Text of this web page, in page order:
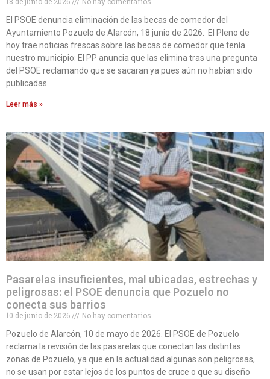
El PSOE denuncia eliminación de las becas de comedor del
Ayuntamiento Pozuelo de Alarcón, 18 junio de 2026. El Pleno de
hoy trae noticias frescas sobre las becas de comedor que tenía
nuestro municipio: El PP anuncia que las elimina tras una pregunta
del PSOE reclamando que se sacaran ya pues aún no habían sido
publicadas.
Leer más »
Pasarelas insuficientes, mal ubicadas, estrechas y
peligrosas: el PSOE denuncia que Pozuelo no
conecta sus barrios
10 de junio de 2026
No hay comentarios
Pozuelo de Alarcón, 10 de mayo de 2026. El PSOE de Pozuelo
reclama la revisión de las pasarelas que conectan las distintas
zonas de Pozuelo, ya que en la actualidad algunas son peligrosas,
no se usan por estar lejos de los puntos de cruce o que su diseño